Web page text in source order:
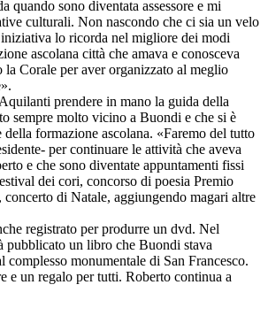
quando sono diventata assessore e mi
culturali. Non nascondo che ci sia un velo
iniziativa lo ricorda nel migliore dei modi
ascolana città che amava e conosceva
Corale per aver organizzato al meglio
prendere in mano la guida della
sempre molto vicino a Buondi e che si è
della formazione ascolana. «Faremo del tutto
per continuare le attività che aveva
e che sono diventate appuntamenti fissi
dei cori, concorso di poesia Premio
concerto di Natale, aggiungendo magari altre
registrato per produrre un dvd. Nel
pubblicato un libro che Buondi stava
complesso monumentale di San Francesco.
e un regalo per tutti. Roberto continua a